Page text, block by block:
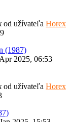
od užívateľa Horex
(1987)
2025, 06:53
od užívateľa Horex